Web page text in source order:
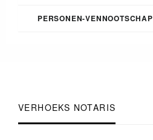
PERSONEN-VENNOOTSCHAP
VERHOEKS NOTARIS